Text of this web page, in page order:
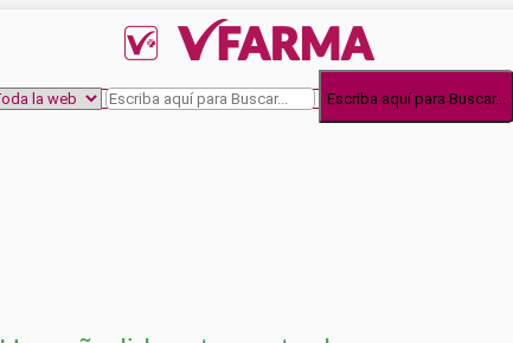
Escriba aquí para Buscar...